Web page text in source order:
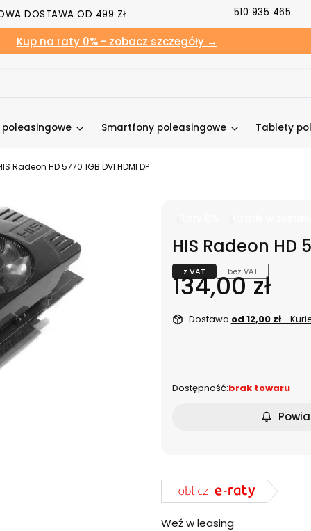
DOSTAWA OD 499 ZŁ 510 935 465
Kup na raty 0% - zobacz szczegóły →
Smartfony poleasingowe Tablety
Radeon HD 5770 1GB DVI HDMI DP
HIS Radeon HD
z VAT bez VAT
Cena
134,00 zł
Dostawa od 12,00 zł-
Dostępność:brak towaru
Weź w leasing